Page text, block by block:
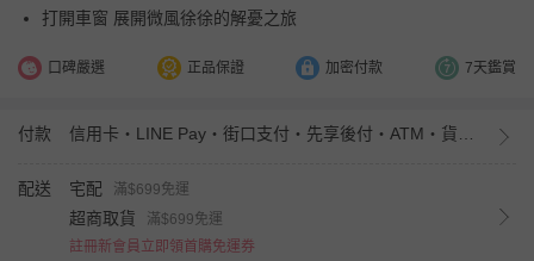
打開車窗 展開微風徐徐的解憂之旅
口碑嚴選 正品保證 加密付款 7天鑑賞
付款
配送 宅配 滿$699免運
超商取貨
滿$699免運
註冊新會員立即領首購免運券